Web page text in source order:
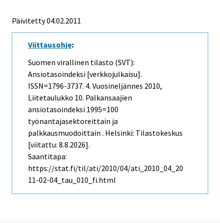
Päivitetty 04.02.2011
Viittausohje:
Suomen virallinen tilasto (SVT):
Ansiotasoindeksi [verkkojulkaisu].
ISSN=1796-3737. 4. Vuosineljännes 2010,
Liitetaulukko 10. Palkansaajien
ansiotasoindeksi 1995=100
työnantajasektoreittain ja
palkkausmuodoittain . Helsinki: Tilastokeskus
[viitattu: 8.8.2026].
Saantitapa:
https://stat.fi/til/ati/2010/04/ati_2010_04_20
11-02-04_tau_010_fi.html